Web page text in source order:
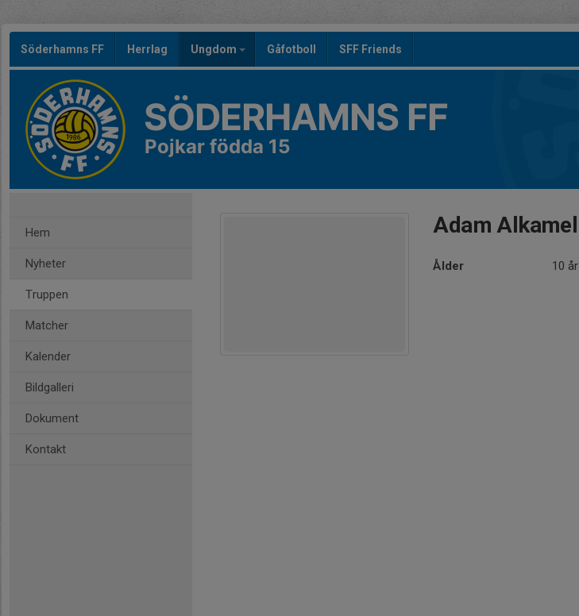
Söderhamns FF Herrlag Ungdom Gåfotboll SFF Friends
SÖDERHAMNS FF
Pojkar födda 15
Hem
Nyheter
Truppen
Matcher
Kalender
Bildgalleri
Dokument
Kontakt
Adam Alkamel
Ålder 10 år